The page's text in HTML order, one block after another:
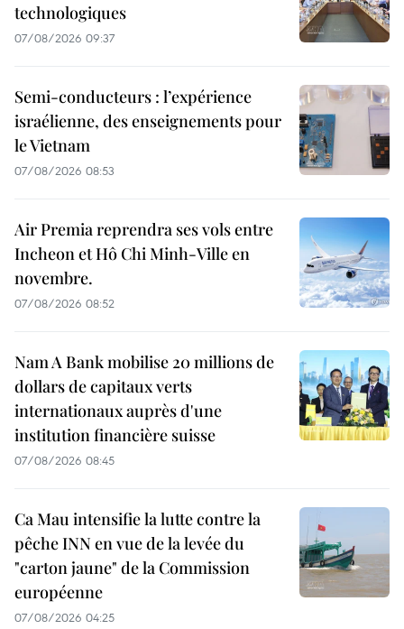
technologiques
07/08/2026 09:37
Semi-conducteurs : l’expérience
israélienne, des enseignements pour
le Vietnam
07/08/2026 08:53
Air Premia reprendra ses vols entre
Incheon et Hô Chi Minh-Ville en
novembre.
07/08/2026 08:52
Nam A Bank mobilise 20 millions de
dollars de capitaux verts
internationaux auprès d'une
institution financière suisse
07/08/2026 08:45
Ca Mau intensifie la lutte contre la
pêche INN en vue de la levée du
"carton jaune" de la Commission
européenne
07/08/2026 04:25